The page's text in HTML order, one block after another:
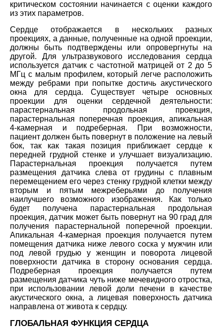
критическом состоянии начинается с оценки каждого
из этих параметров.
Сердце отображается в нескольких разных
проекциях, а данные, полученные на одной проекции,
должны быть подтверждены или опровергнуты на
другой. Для ультразвукового исследования сердца
используется датчик с частотной матрицей от 2 до 5
МГц с малым профилем, который легче расположить
между ребрами при попытке достичь акустического
окна для сердца. Существует четыре основных
проекции для оценки сердечной деятельности:
парастернальная продольная проекция,
парастернальная поперечная проекция, апикальная
4-камерная и подреберная. При возможности,
пациент должен быть повернут в положение на левый
бок, так как такая позиция приближает сердце к
передней грудной стенке и улучшает визуализацию.
Парастернальная проекция получается путем
размещения датчика слева от грудины с плавным
перемещением его через стенку грудной клетки между
вторым и пятым межреберьями до получения
наилучшего возможного изображения. Как только
будет получена парастернальная продольная
проекция, датчик может быть повернут на 90 град для
получения парастернальной поперечной проекции.
Апикальная 4-камерная проекция получается путем
помещения датчика ниже левого соска у мужчин или
под левой грудью у женщин и поворота лицевой
поверхности датчика в сторону основания сердца.
Подреберная проекция получается путем
размещения датчика чуть ниже мечевидного отростка,
при использовании левой доли печени в качестве
акустического окна, а лицевая поверхность датчика
направлена от живота к сердцу.
ГЛОБАЛЬНАЯ ФУНКЦИЯ СЕРДЦА